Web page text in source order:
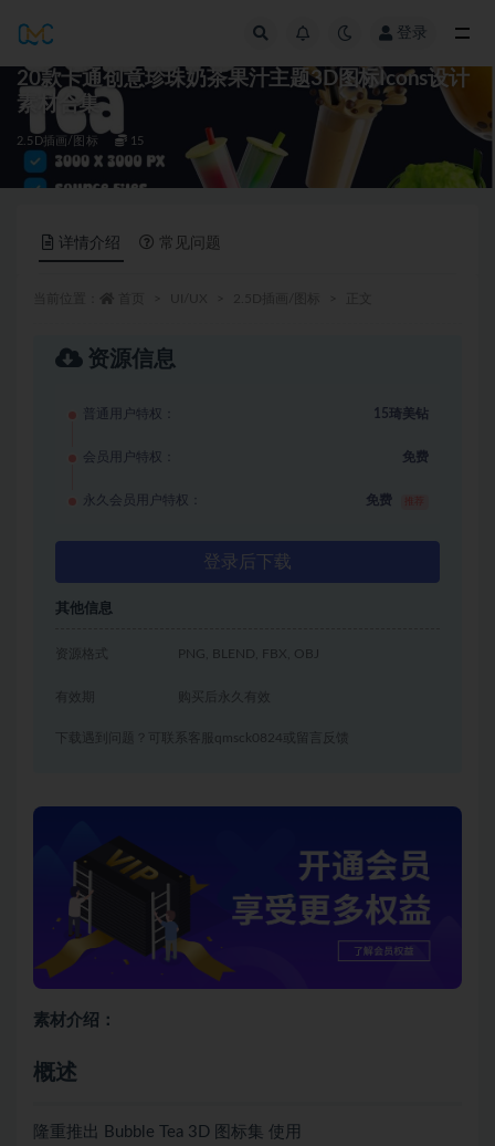
登录
20款卡通创意珍珠奶茶果汁主题3D图标Icons设计
素材合集
2.5D插画/图标 15
详情介绍 常见问题
资源信息
普通用户特权： 15琦美钻
会员用户特权： 免费
永久会员用户特权： 免费
登录后下载
其他信息
资源格式 PNG, BLEND, FBX, OBJ
有效期 购买后永久有效
下载遇到问题？可联系客服qmsck0824或留言反馈
素材介绍：
概述
隆重推出 Bubble Tea 3D 图标集 使用